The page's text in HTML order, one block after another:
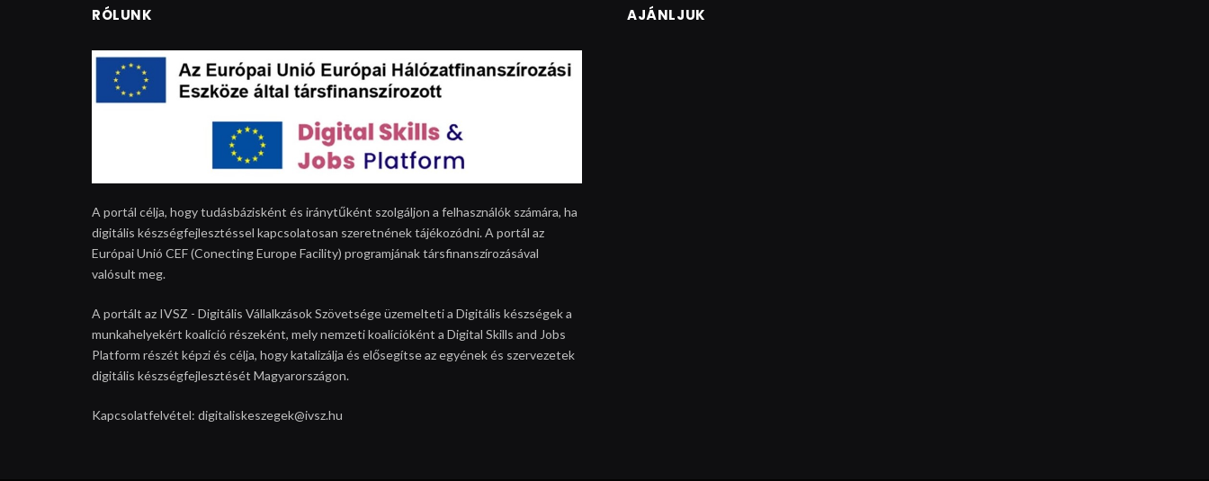
RÓLUNK
A portál célja, hogy tudásbázisként és iránytűként szolgáljon a felhasználók számára, ha
digitális készségfejlesztéssel kapcsolatosan szeretnének tájékozódni. A portál az
Európai Unió CEF (Conecting Europe Facility) programjának társfinanszírozásával
valósult meg.
A portált az IVSZ - Digitális Vállalkzások Szövetsége üzemelteti a Digitális készségek a
munkahelyekért koalíció részeként, mely nemzeti koalícióként a Digital Skills and Jobs
Platform részét képzi és célja, hogy katalizálja és elősegítse az egyének és szervezetek
digitális készségfejlesztését Magyarországon.
Kapcsolatfelvétel: digitaliskeszegek@ivsz.hu
AJÁNLJUK